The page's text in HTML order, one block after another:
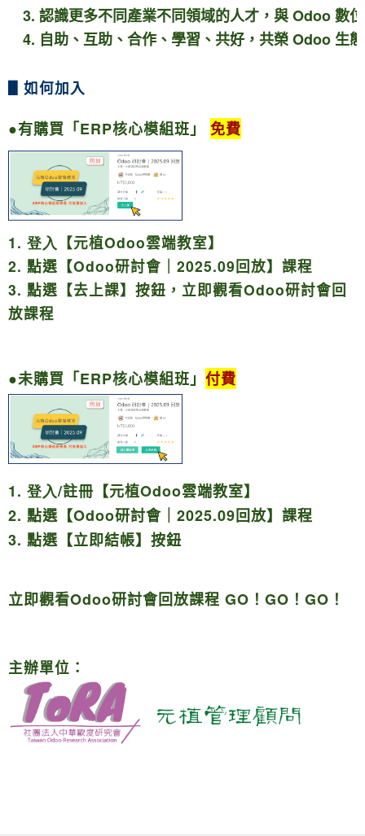
3. 認識更多不同產業不同領域的人才， 與 Odoo 數
4. 自助、互助、合作、學習、共好，共榮 Odoo 生
▋如何加入
●有購買「ERP核心模組班」 免費
1. 登入 【元植Odoo雲端教室】
2. 點選【Odoo研討會｜2025.09回放】課程
3. 點選【去上課】 按鈕，立即觀看Odoo研討會回
放課程
●未購買「ERP核心模組班 」 付費
1. 登入/註冊【元植Odoo雲端教室】
2. 點選【Odoo研討會｜2025.09回放】課程
3. 點選【立即結帳】 按鈕
立即觀看Odoo研討會回放課程 GO！GO！GO！
主辦單位：